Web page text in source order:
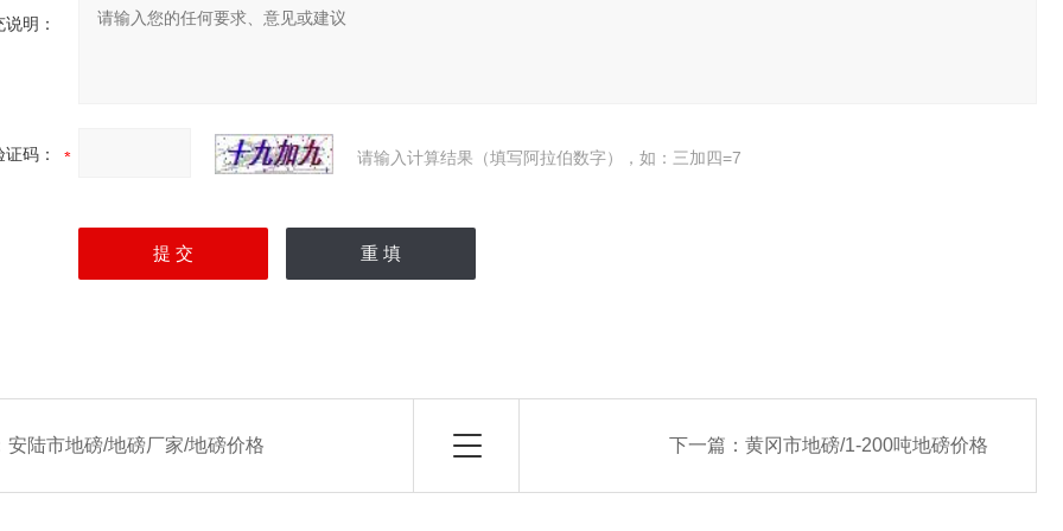
明：
证码： 请输入计算结果（填写阿拉伯数字），如：三加四=7
安陆市地磅/地磅厂家/地磅价格 下一篇： 黄冈市地磅/1-200吨地磅价格